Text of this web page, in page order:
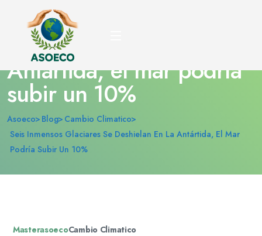
Seis inmensos glaciares
se deshielan en la
Antártida, el mar podría
subir un 10%
Asoeco Blog Cambio Climatico
Seis Inmensos Glaciares Se Deshielan En La Antártida, El Mar
Podría Subir Un 10%
MasterasoecoCambio Climatico